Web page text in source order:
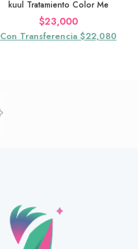
kuul Tratamiento Color Me
$23,000
Con Transferencia $22,080